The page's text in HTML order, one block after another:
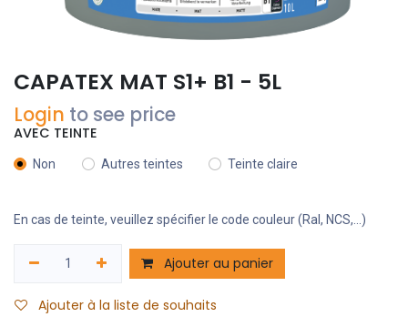
CAPATEX MAT S1+ B1 - 5L
Login to see price
AVEC TEINTE
Non Autres teintes Teinte claire
En cas de teinte, veuillez spécifier le code couleur (Ral, NCS,...)
Ajouter au panier
Ajouter à la liste de souhaits